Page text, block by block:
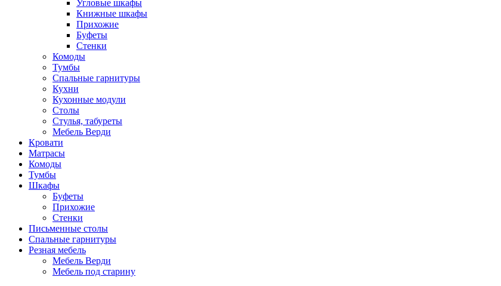
Угловые шкафы
Книжные шкафы
Прихожие
Буфеты
Стенки
Комоды
Тумбы
Спальные гарнитуры
Кухни
Кухонные модули
Столы
Стулья, табуреты
Мебель Верди
Кровати
Матрасы
Комоды
Тумбы
Шкафы
Буфеты
Прихожие
Стенки
Письменные столы
Спальные гарнитуры
Резная мебель
Мебель Верди
Мебель под старину